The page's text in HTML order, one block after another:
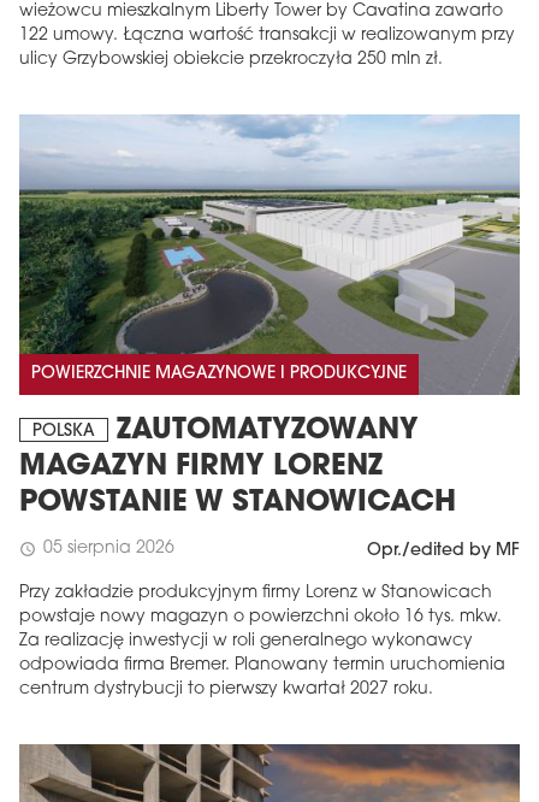
wieżowcu mieszkalnym Liberty Tower by Cavatina zawarto
122 umowy. Łączna wartość transakcji w realizowanym przy
ulicy Grzybowskiej obiekcie przekroczyła 250 mln zł.
POWIERZCHNIE MAGAZYNOWE I PRODUKCYJNE
POLSKA
ZAUTOMATYZOWANY
MAGAZYN FIRMY LORENZ
POWSTANIE W STANOWICACH
schedule 05 sierpnia 2026 Opr./edited by MF
Przy zakładzie produkcyjnym firmy Lorenz w Stanowicach
powstaje nowy magazyn o powierzchni około 16 tys. mkw.
Za realizację inwestycji w roli generalnego wykonawcy
odpowiada firma Bremer. Planowany termin uruchomienia
centrum dystrybucji to pierwszy kwartał 2027 roku.